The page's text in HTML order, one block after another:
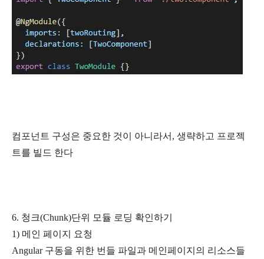
컴포넌트 구성은 중요한 것이 아니라서, 생략하고 프로젝
트를 빌드 한다
6. 청크(Chunk)단위 모듈 로딩 확인하기
1) 메인 페이지 요청
Angular 구동을 위한 번들 파일과 메인페이지의 리소스들